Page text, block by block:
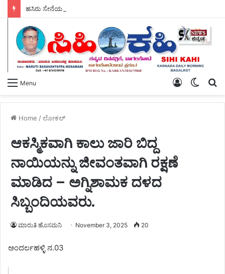
ಹಸಿರು ಸೇನೆಯ ಯುವ ಘಟಕದ ಅಧ್ಯಕ್ಷರಾಗಿ ಪ್ರಶಾಂತ ಭೂಸನೂರ ಆಯ್ಕೆ.
Menu
Switch
Log
Home /ಲೋಕಲ್
ಆಕಸ್ಮಿಕವಾಗಿ ಕಾಲು ಜಾರಿ ಬಿದ್ದ
ನಾಯಿಯನ್ನು ಜೀವಂತವಾಗಿ ರಕ್ಷಣೆ
ಮಾಡಿದ – ಅಗ್ನಿಶಾಮಕ ದಳದ
ಸಿಬ್ಬಂದಿಯವರು.
ಮಾರುತಿ ಹೊಸಮನಿ November 3, 2025 20
ಅಂದರ್ಲಹಳ್ಳಿ ನ.03